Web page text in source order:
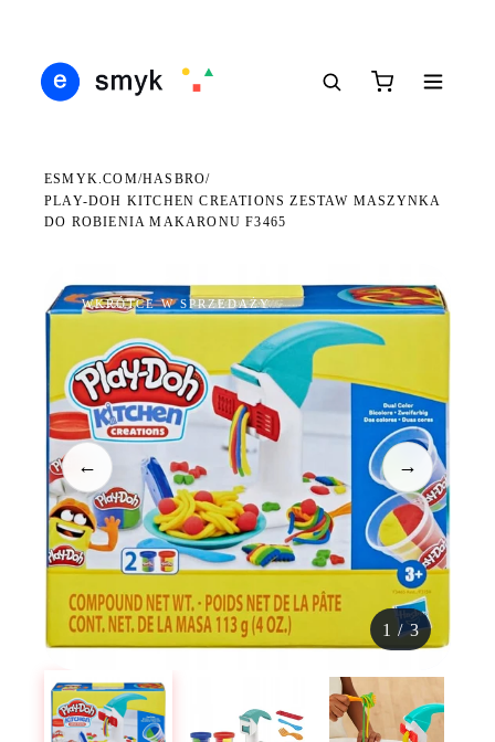
ESMYK.COM/HASBRO/
PLAY-DOH KITCHEN CREATIONS ZESTAW MASZYNKA
DO ROBIENIA MAKARONU F3465
WKRÓTCE W SPRZEDAŻY
← →
1 /3